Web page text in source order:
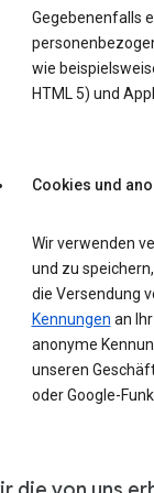
Gegebenenfalls
wie
HTML 5) und
Cookies und
Wir verwenden
und zu
die Versendung
Kennungen an
anonyme
unseren
oder Google-